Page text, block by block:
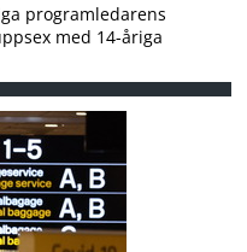
programledarens
med 14-åriga